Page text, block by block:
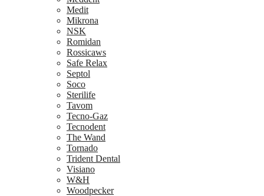
Medit
Mikrona
NSK
Romidan
Rossicaws
Safe Relax
Septol
Soco
Sterilife
Tavom
Tecno-Gaz
Tecnodent
The Wand
Tornado
Trident Dental
Visiano
W&H
Woodpecker